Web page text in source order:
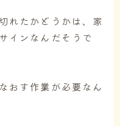
れたかどうかは、家
インなんだそうで
おす作業が必要なん